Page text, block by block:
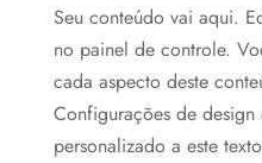
Seu conteúdo vai aqui.
no painel de controle.
cada aspecto deste
Configurações de
personalizado a este